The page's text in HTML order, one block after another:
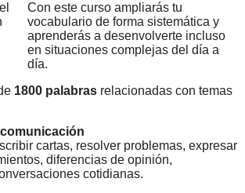
Con este curso ampliarás tu
vocabulario de forma sistemática y
aprenderás a desenvolverte incluso
en situaciones complejas del día a
día.
1800 palabras relacionadas con temas
cartas, resolver problemas, expresar
diferencias de opinión,
cotidianas.